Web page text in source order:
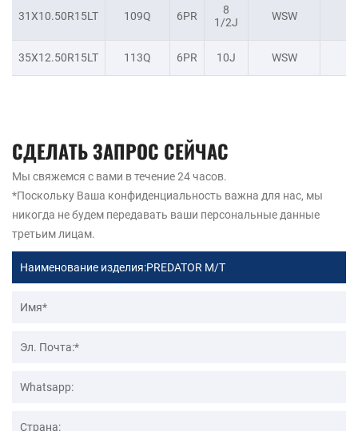
31X10.50R15LT 109Q 6PR
8
1/2J
WSW
35X12.50R15LT 113Q 6PR 10J WSW
СДЕЛАТЬ ЗАПРОС СЕЙЧАС
Мы свяжемся с вами в течение 24 часов.
*Поскольку Ваша конфиденциальность важна для нас, мы
никогда не будем передавать ваши персональные данные
третьим лицам.